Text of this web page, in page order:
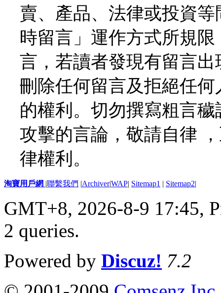
賣、產品、法律或投資
時留言」運作方式所規
言，若讀者發現有留言
刪除任何留言及拒絕任
的權利。切勿撰寫粗言
攻擊的言論，敬請自律
律權利。
淘寶用戶網 |聯繫我們 |Archiver|WAP| Sitemap1 | Sitemap2|
GMT+8, 2026-8-9 17:45,
2 queries.
Powered by Discuz! 7.2